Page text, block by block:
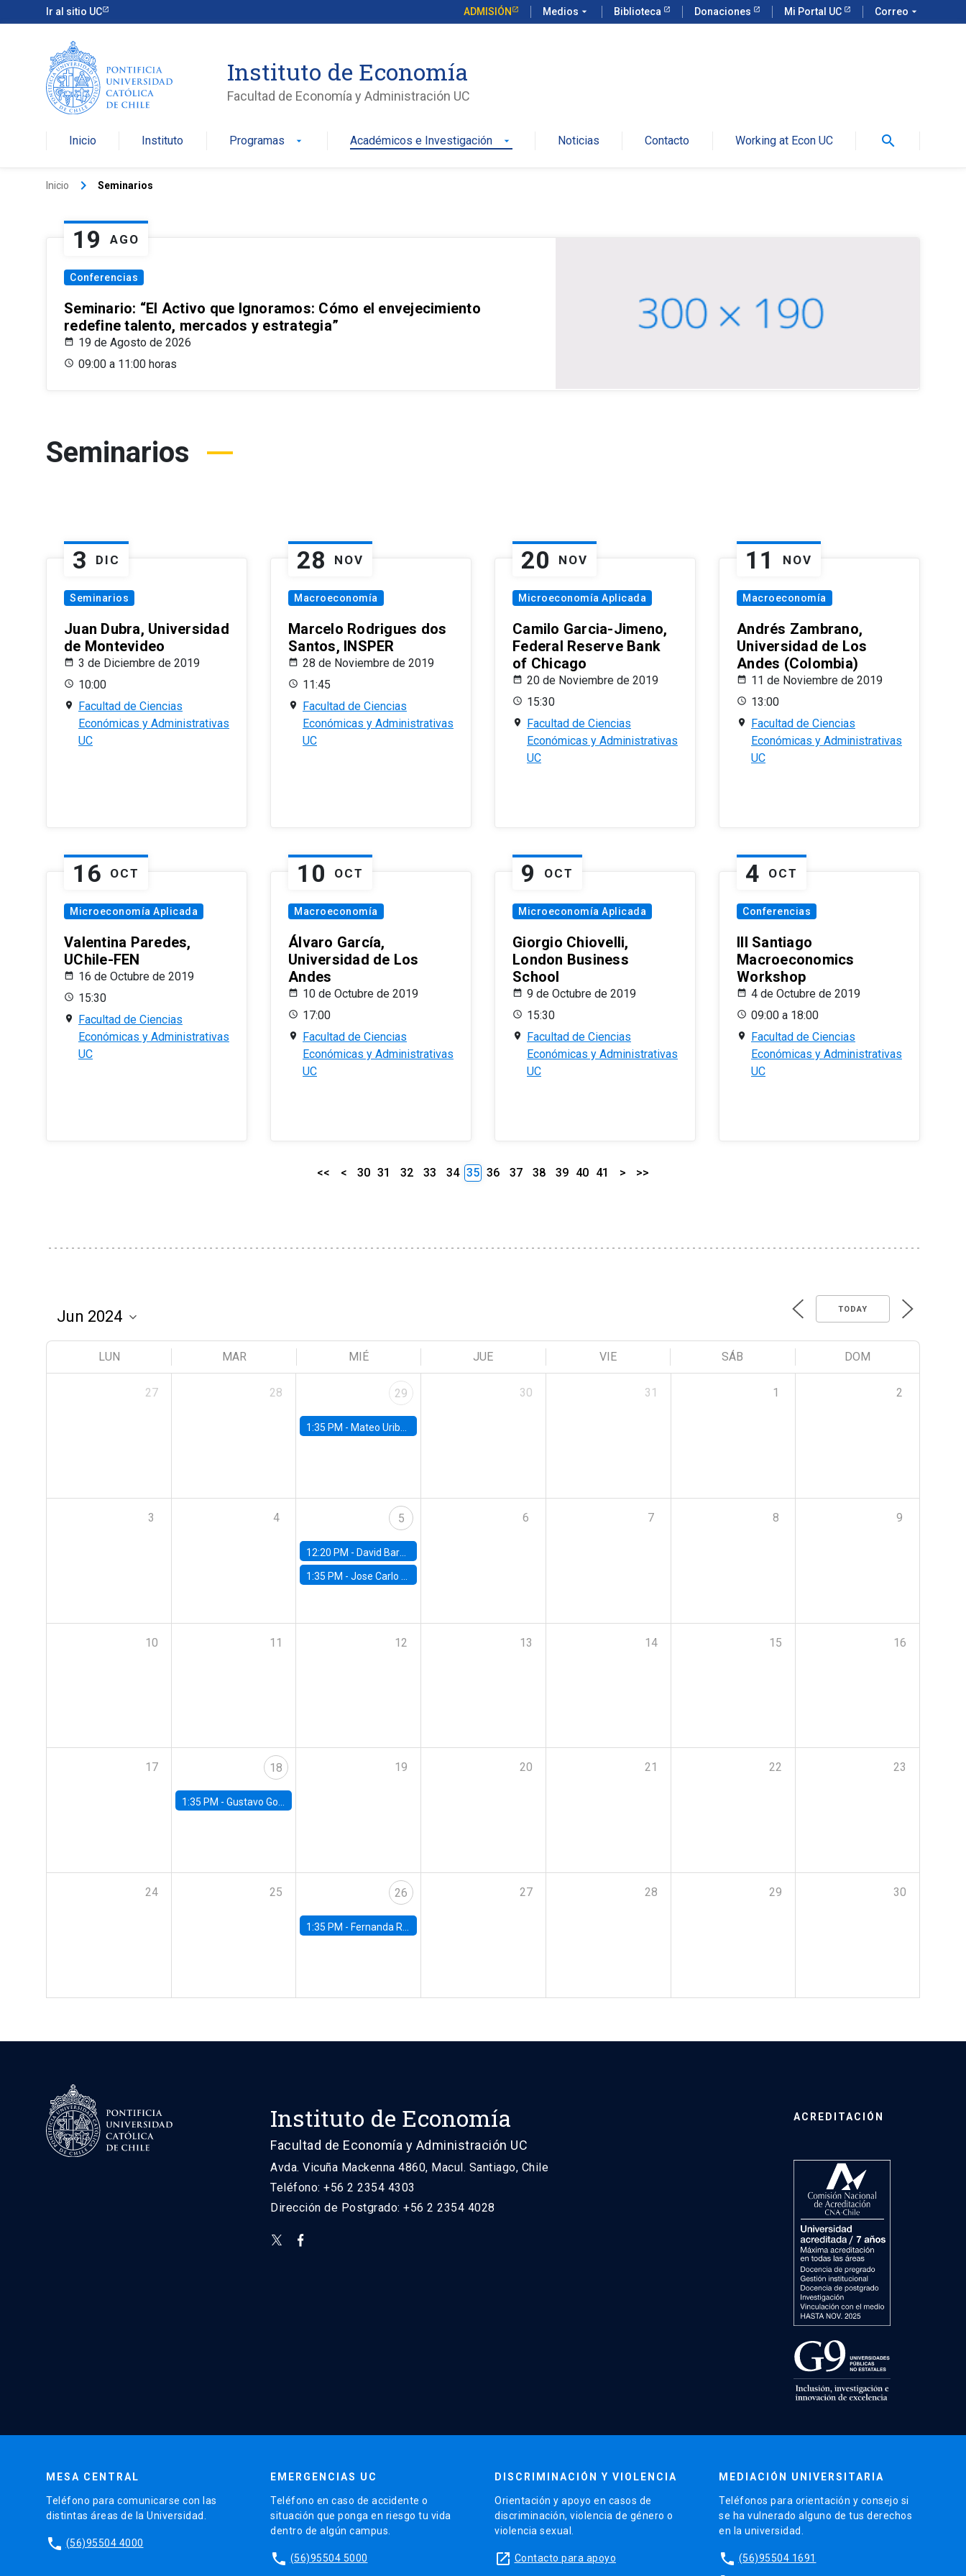
Ir al sitio UC ADMISIÓN Medios arrow_drop_down Biblioteca Donaciones Mi Portal UC Correo arrow_drop_down
Instituto de Economía
Facultad de Economía y Administración UC
Inicio Instituto Programas arrow_drop_down Académicos e Investigación arrow_drop_down Noticias Contacto Working at Econ UC search
Inicio keyboard_arrow_right Seminarios
19 AGO
Conferencias
Seminario: “El Activo que Ignoramos: Cómo el envejecimiento
redefine talento, mercados y estrategia”
19 de Agosto de 2026
09:00 a 11:00 horas
Seminarios
3 DIC
Seminarios
Juan Dubra, Universidad
de Montevideo
3 de Diciembre de 2019
10:00
Facultad de Ciencias
Económicas y Administrativas
UC
28 NOV
Macroeconomía
Marcelo Rodrigues dos
Santos, INSPER
28 de Noviembre de 2019
11:45
Facultad de Ciencias
Económicas y Administrativas
UC
20 NOV
Microeconomía Aplicada
Camilo Garcia-Jimeno,
Federal Reserve Bank
of Chicago
20 de Noviembre de 2019
15:30
Facultad de Ciencias
Económicas y Administrativas
UC
11 NOV
Macroeconomía
Andrés Zambrano,
Universidad de Los
Andes (Colombia)
11 de Noviembre de 2019
13:00
Facultad de Ciencias
Económicas y Administrativas
UC
16 OCT
Microeconomía Aplicada
Valentina Paredes,
UChile-FEN
16 de Octubre de 2019
15:30
Facultad de Ciencias
Económicas y Administrativas
UC
10 OCT
Macroeconomía
Álvaro García,
Universidad de Los
Andes
10 de Octubre de 2019
17:00
Facultad de Ciencias
Económicas y Administrativas
UC
9 OCT
Microeconomía Aplicada
Giorgio Chiovelli,
London Business
School
9 de Octubre de 2019
15:30
Facultad de Ciencias
Económicas y Administrativas
UC
4 OCT
Conferencias
III Santiago
Macroeconomics
Workshop
4 de Octubre de 2019
09:00 a 18:00
Facultad de Ciencias
Económicas y Administrativas
UC
<< < 30 31 32 33 34 35 36 37 38 39 40 41 > >>
TODAY
LUN MAR MIÉ JUE VIE SÁB DOM
27 28 29
1:35 PM - Mateo Uribe-Castro, Universidad de los Andes (Colombia)
30 31 1 2
3 4 5
12:20 PM - David Bardey, Universidad de los Andes - CEDE
1:35 PM -Jose Carlo Bermudez, UC (ME) & World Bank
6 7 8 9
10 11 12 13 14 15 16
17 18
1:35 PM - Gustavo González, Banco Central de Chile
19 20 21 22 23
24 25 26
1:35 PM - Fernanda Rojas Ampuero, University of Wisconsin-Madison
27 28 29 30
Instituto de Economía
Facultad de Economía y Administración UC
Avda. Vicuña Mackenna 4860, Macul. Santiago, Chile
Teléfono: +56 2 2354 4303
Dirección de Postgrado: +56 2 2354 4028
ACREDITACIÓN
MESA CENTRAL
Teléfono para comunicarse con las
distintas áreas de la Universidad.
phone (56)95504 4000
EMERGENCIAS UC
Teléfono en caso de accidente o
situación que ponga en riesgo tu vida
dentro de algún campus.
phone (56)95504 5000
DISCRIMINACIÓN Y VIOLENCIA
Orientación y apoyo en casos de
discriminación, violencia de género o
violencia sexual.
launch Contacto para apoyo
MEDIACIÓN UNIVERSITARIA
Teléfonos para orientación y consejo si
se ha vulnerado alguno de tus derechos
en la universidad.
phone (56)95504 1691